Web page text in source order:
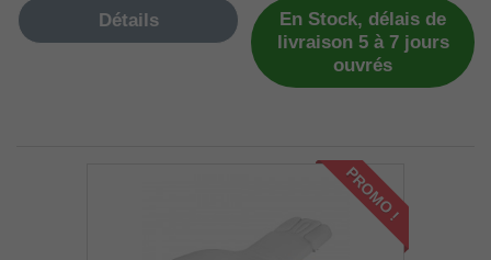
Détails
En Stock, délais de
livraison 5 à 7 jours
ouvrés
PROMO !